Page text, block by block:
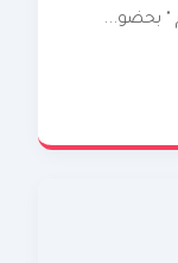
" بحضو...